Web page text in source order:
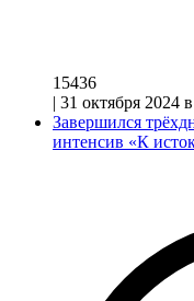
15436
| 31 октября 2024
Завершился
интенсив «К